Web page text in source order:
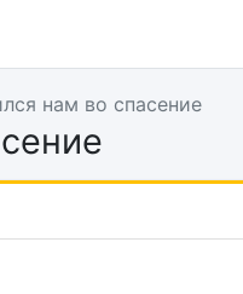
нам во спасение